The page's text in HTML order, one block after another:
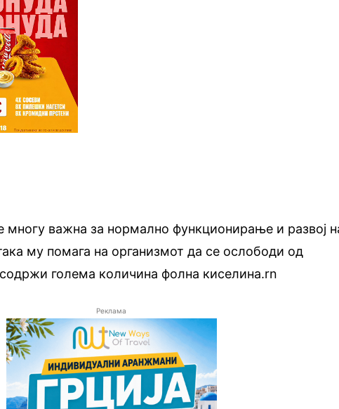
многу важна за нормално функционирање и развој
му помага на организмот да се ослободи од
голема количина фолна киселина.rn
Реклама